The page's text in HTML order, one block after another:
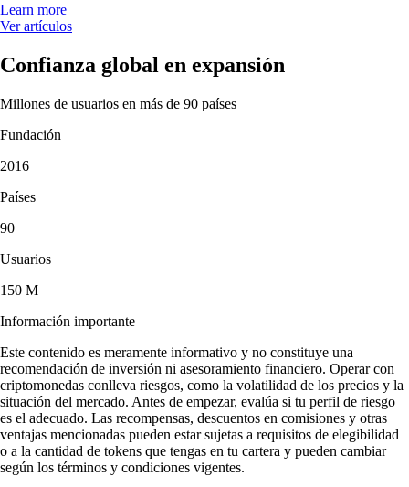
Learn more
Ver artículos
Confianza global en expansión
Millones de usuarios en más de 90 países
Fundación
2016
Países
90
Usuarios
150 M
Información importante
Este contenido es meramente informativo y no constituye una
recomendación de inversión ni asesoramiento financiero. Operar con
criptomonedas conlleva riesgos, como la volatilidad de los precios y la
situación del mercado. Antes de empezar, evalúa si tu perfil de riesgo
es el adecuado. Las recompensas, descuentos en comisiones y otras
ventajas mencionadas pueden estar sujetas a requisitos de elegibilidad
o a la cantidad de tokens que tengas en tu cartera y pueden cambiar
según los términos y condiciones vigentes.